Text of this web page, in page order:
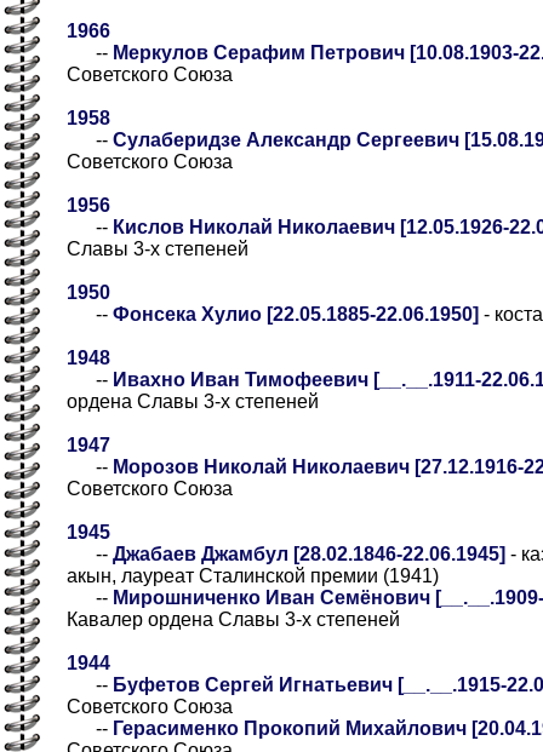
1966
-- Меркулов Серафим Петрович [10.08.1903-
Советского Союза
1958
-- Сулаберидзе Александр Сергеевич
Советского Союза
1956
-- Кислов Николай Николаевич [12.05.1926-
Славы 3-х степеней
1950
-- Фонсека Хулио [22.05.1885-22.06.1950] -
1948
-- Ивахно Иван Тимофеевич [__.__.1911-
ордена Славы 3-х степеней
1947
-- Морозов Николай Николаевич [27.12.1916-
Советского Союза
1945
-- Джабаев Джамбул [28.02.1846-22.06.1945] -
акын, лауреат Сталинской премии (1941)
-- Мирошниченко Иван Семёнович [__.__.1909-
Кавалер ордена Славы 3-х степеней
1944
-- Буфетов Сергей Игнатьевич [__.__.1915-
Советского Союза
-- Герасименко Прокопий Михайлович